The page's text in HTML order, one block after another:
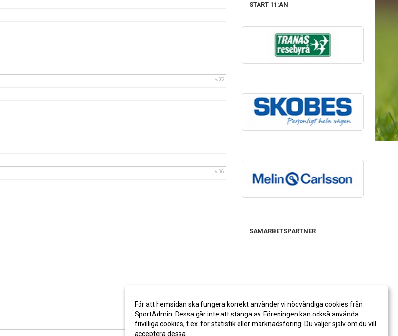
v.35
v.36
START 11:AN
SAMARBETSPARTNER
För att hemsidan ska fungera korrekt använder vi nödvändiga cookies från
SportAdmin. Dessa går inte att stänga av. Föreningen kan också använda
frivilliga cookies, t.ex. för statistik eller marknadsföring. Du väljer själv om du vill
acceptera dessa.